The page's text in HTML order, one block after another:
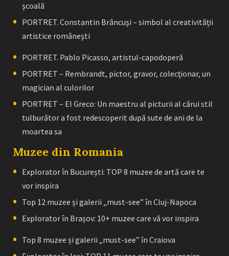
școală
PORTRET. Constantin Brâncuşi – simbol al creativităţii
artistice româneşti
PORTRET. Pablo Picasso, artistul-capodoperă
PORTRET – Rembrandt, pictor, gravor, colecţionar, un
magician al culorilor
PORTRET – El Greco: Un maestru al picturii al cărui stil
tulburător a fost redescoperit după sute de ani de la
moartea sa
Muzee din Romania
Explorator în București: TOP 8 muzee de artă care te
vor inspira
Top 12 muzee și galerii „must-see” în Cluj-Napoca
Explorator în Brașov: 10+ muzee care vă vor inspira
Top 8 muzee și galerii „must-see” în Craiova